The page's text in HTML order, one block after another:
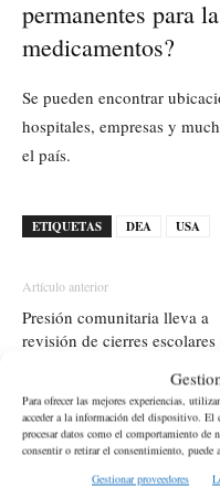
Para ofrecer las mejores experiencias,
acceder a la información del dispositivo. El
procesar datos como el comportamiento de
consentir o retirar el consentimiento, puede
Gestionar proveedores
permanentes para
medicamentos?
Se pueden encontrar
hospitales, empresas y
el país.
ETIQUETAS DEA USA
Artículo anterior
Presión comunitaria lleva a
revisión de cierres escolares